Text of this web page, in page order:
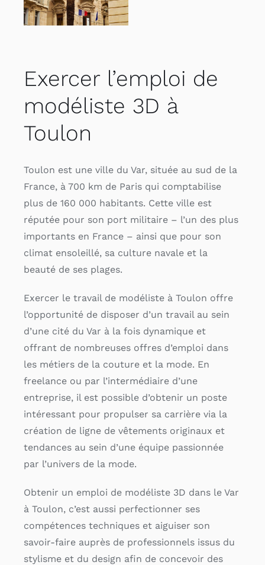
Exercer l’emploi de
modéliste 3D à
Toulon
Toulon est une ville du Var, située au sud de la
France, à 700 km de Paris qui comptabilise
plus de 160 000 habitants. Cette ville est
réputée pour son port militaire – l’un des plus
importants en France – ainsi que pour son
climat ensoleillé, sa culture navale et la
beauté de ses plages.
Exercer le travail de modéliste à Toulon offre
l’opportunité de disposer d’un travail au sein
d’une cité du Var à la fois dynamique et
offrant de nombreuses offres d’emploi dans
les métiers de la couture et la mode. En
freelance ou par l’intermédiaire d’une
entreprise, il est possible d’obtenir un poste
intéressant pour propulser sa carrière via la
création de ligne de vêtements originaux et
tendances au sein d’une équipe passionnée
par l’univers de la mode.
Obtenir un emploi de modéliste 3D dans le Var
à Toulon, c’est aussi perfectionner ses
compétences techniques et aiguiser son
savoir-faire auprès de professionnels issus du
stylisme et du design afin de concevoir des